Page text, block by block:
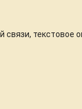
текстовое